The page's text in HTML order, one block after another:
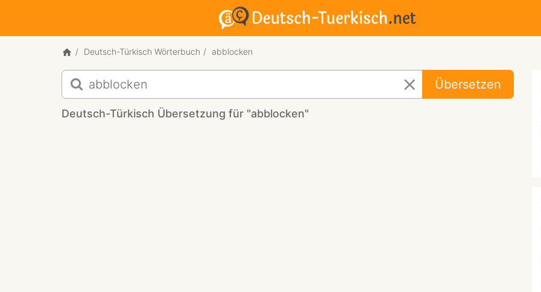
Deutsch-Türkisch Wörterbuch abblocken
Deutsch-
Türkisch
Übersetzung
für
Übersetzen
Deutsch-Türkisch Übersetzung für "abblocken"